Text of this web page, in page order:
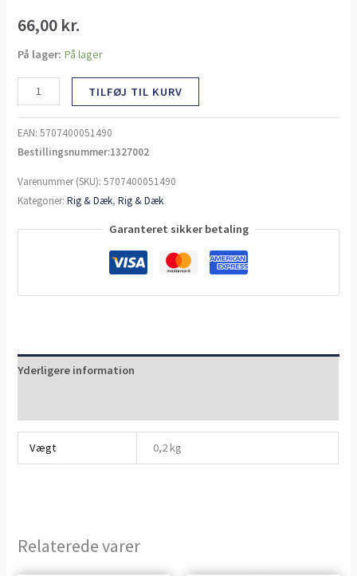
66,00 kr.
På lager: På lager
TILFØJ TIL KURV
EAN:5707400051490
Bestillingsnummer:1327002
Varenummer (SKU):5707400051490
Kategorier:Rig & Dæk,Rig & Dæk
Garanteret sikker betaling
Yderligere information
Vægt 0,2 kg
Relaterede varer